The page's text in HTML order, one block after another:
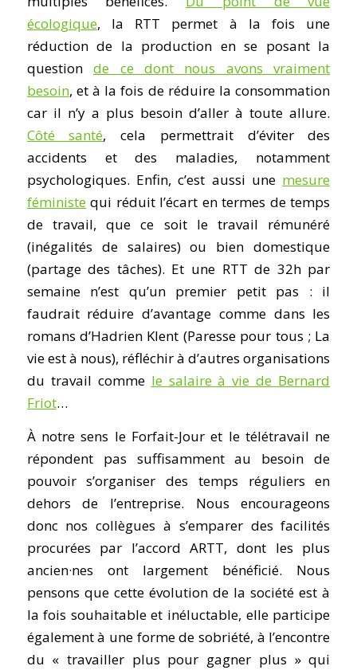
écologique, la RTT permet à la fois une
réduction de la production en se posant la
questionde ce dont nous avons vraiment
besoin, et à la fois de réduire la consommation
car il n’y a plus besoin d’aller à toute allure.
Côté santé, cela permettrait d’éviter des
accidents et des maladies, notamment
psychologiques. Enfin, c’est aussi une mesure
féministequi réduit l’écart en termes de temps
de travail, que ce soit le travail rémunéré
(inégalités de salaires) ou bien domestique
(partage des tâches). Et une RTT de 32h par
semaine n’est qu’un premier petit pas : il
faudrait réduire d’avantage comme dans les
romans d’Hadrien Klent (Paresse pour tous ; La
vie est à nous), réfléchir à d’autres organisations
du travail comme le salaire à vie de Bernard
Friot…
À notre sens le Forfait-Jour et le télétravail ne
répondent pas suffisamment au besoin de
pouvoir s’organiser des temps réguliers en
dehors de l’entreprise. Nous encourageons
donc nos collègues à s’emparer des facilités
procurées par l’accord ARTT, dont les plus
ancien·nes ont largement bénéficié. Nous
pensons que cette évolution de la société est à
la fois souhaitable et inéluctable, elle participe
également à une forme de sobriété, à l’encontre
du « travailler plus pour gagner plus » qui